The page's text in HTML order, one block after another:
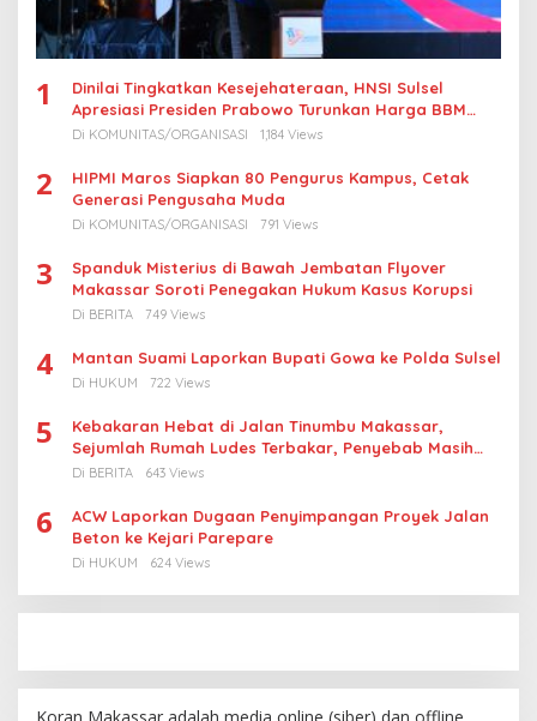
1
Dinilai Tingkatkan Kesejehateraan, HNSI Sulsel
Apresiasi Presiden Prabowo Turunkan Harga BBM
Nelayan
Di KOMUNITAS/ORGANISASI 1,184 Views
2
HIPMI Maros Siapkan 80 Pengurus Kampus, Cetak
Generasi Pengusaha Muda
Di KOMUNITAS/ORGANISASI 791 Views
3
Spanduk Misterius di Bawah Jembatan Flyover
Makassar Soroti Penegakan Hukum Kasus Korupsi
Di BERITA 749 Views
4 Mantan Suami Laporkan Bupati Gowa ke Polda Sulsel
Di HUKUM 722 Views
5
Kebakaran Hebat di Jalan Tinumbu Makassar,
Sejumlah Rumah Ludes Terbakar, Penyebab Masih
Diselidiki
Di BERITA 643 Views
6
ACW Laporkan Dugaan Penyimpangan Proyek Jalan
Beton ke Kejari Parepare
Di HUKUM 624 Views